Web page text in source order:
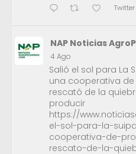
Twitter
NAP Noticias
4 Ago
Salió el sol para La
una cooperativa
rescató de la
producir
https://
el-sol-para-la-
cooperativa-de-
rescato-de-la-